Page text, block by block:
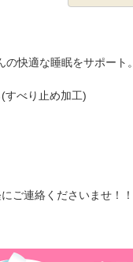
快適な睡眠をサポート。
べり止め加工)
ご連絡くださいませ！！